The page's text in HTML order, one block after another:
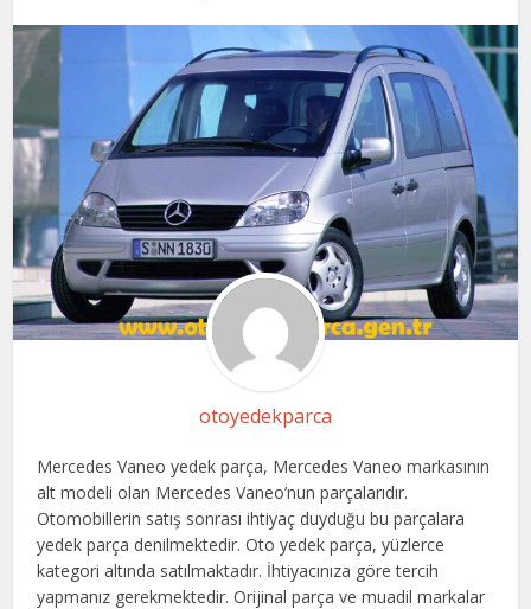
otoyedekparca
Mercedes Vaneo yedek parça, Mercedes Vaneo markasının
alt modeli olan Mercedes Vaneo’nun parçalarıdır.
Otomobillerin satış sonrası ihtiyaç duyduğu bu parçalara
yedek parça denilmektedir. Oto yedek parça, yüzlerce
kategori altında satılmaktadır. İhtiyacınıza göre tercih
yapmanız gerekmektedir. Orijinal parça ve muadil markalar